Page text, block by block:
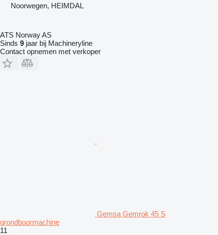
Noorwegen, HEIMDAL
ATS Norway AS
Sinds 9 jaar bij Machineryline
Contact opnemen met verkoper
Gemsa Gemrok 45 S
grondboormachine
11